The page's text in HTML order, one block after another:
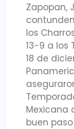
Zapopan,
los
13-9 a los
18 de
Mexicana
buen